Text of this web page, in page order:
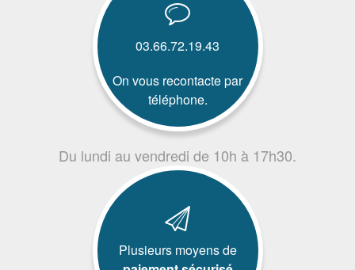
03.66.72.19.43
On vous recontacte par
téléphone.
Du lundi au vendredi de 10h à 17h30.
Plusieurs moyens de